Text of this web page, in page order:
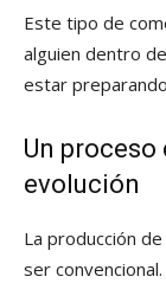
Este tipo de
alguien dentro
estar
Un
evolución
La producción
ser